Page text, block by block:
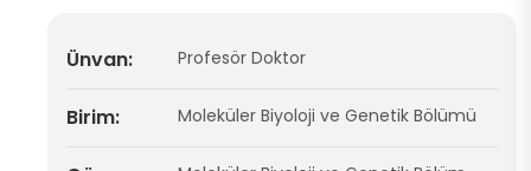
Ünvan: Profesör Doktor
Birim: Moleküler Biyoloji ve Genetik Bölümü